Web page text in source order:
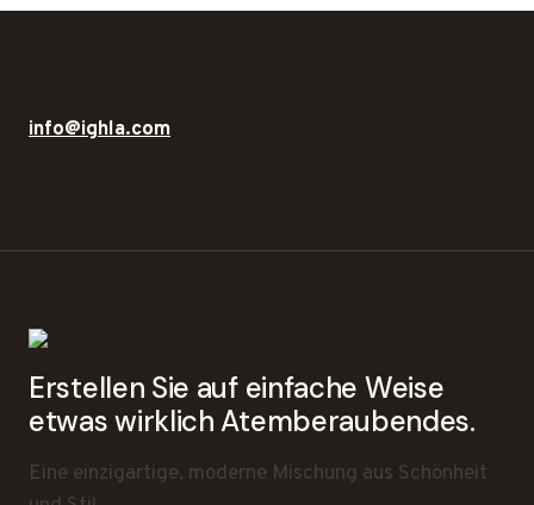
info@ighla.com
Erstellen Sie auf einfache Weise
etwas wirklich Atemberaubendes.
Eine einzigartige, moderne Mischung aus Schönheit